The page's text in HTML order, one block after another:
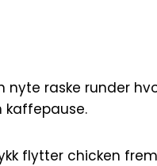
nyte raske runder
kaffepause.
flytter chicken